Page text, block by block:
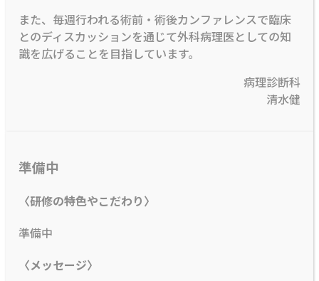
また、毎週行われる術前・術後カンファレンスで臨床
とのディスカッションを通じて外科病理医としての知
識を広げることを目指しています。
病理診断科
清水健
準備中
〈研修の特色やこだわり〉
準備中
〈メッセージ〉